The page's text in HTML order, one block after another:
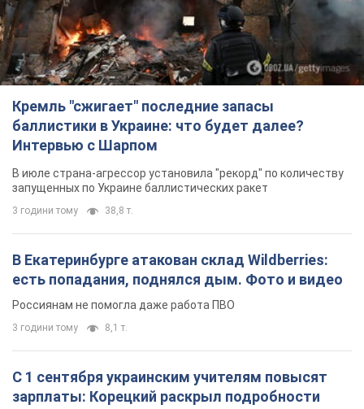
Кремль "сжигает" последние запасы
баллистики в Украине: что будет далее?
Интервью с Шарпом
В июле страна-агрессор установила "рекорд" по количеству
запущенных по Украине баллистических ракет
3 години тому 38,8 т.
В Екатеринбурге атакован склад Wildberries:
есть попадания, поднялся дым. Фото и видео
Россиянам не помогла даже работа ПВО
3 години тому 8,1 т.
С 1 сентября украинским учителям повысят
зарплаты: Корецкий раскрыл подробности